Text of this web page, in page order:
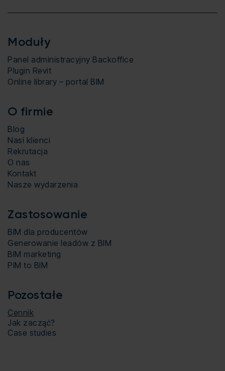
Moduły
Panel administracyjny Backoffice
Plugin Revit
Online library – portal BIM
O firmie
Blog
Nasi klienci
Rekrutacja
O nas
Kontakt
Nasze wydarzenia
Zastosowanie
BIM dla producentów
Generowanie leadów z BIM
BIM marketing
PIM to BIM
Pozostałe
Cennik
Jak zacząć?
Case studies